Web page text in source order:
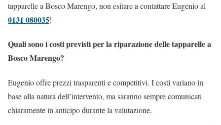
tapparelle a Bosco Marengo, non esitare a contattare Eugenio al
0131 080035!
Quali sono i costi previsti per la riparazione delle tapparelle a
Bosco Marengo?
Eugenio offre prezzi trasparenti e competitivi. I costi variano in
base alla natura dell’intervento, ma saranno sempre comunicati
chiaramente in anticipo durante la valutazione.